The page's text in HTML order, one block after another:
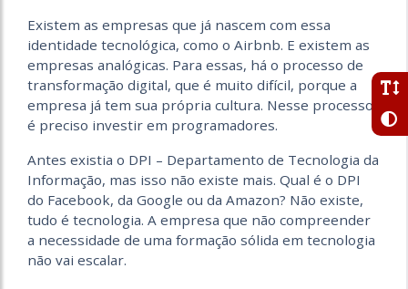
Existem as empresas que já nascem com essa
identidade tecnológica, como o Airbnb. E existem as
empresas analógicas. Para essas, há o processo de
transformação digital, que é muito difícil, porque a
empresa já tem sua própria cultura. Nesse processo,
é preciso investir em programadores.
Antes existia o DPI – Departamento de Tecnologia da
Informação, mas isso não existe mais. Qual é o DPI
do Facebook, da Google ou da Amazon? Não existe,
tudo é tecnologia. A empresa que não compreender
a necessidade de uma formação sólida em tecnologia
não vai escalar.